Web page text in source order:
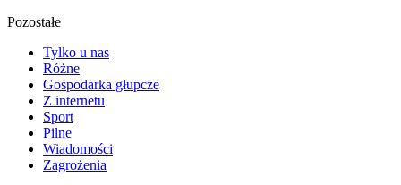
Pozostałe
Tylko u nas
Różne
Gospodarka głupcze
Z internetu
Sport
Pilne
Wiadomości
Zagrożenia